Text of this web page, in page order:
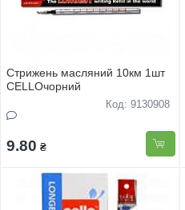
Стрижень масляний 10км 1шт
СELLOчорний
Код: 9130908
9.80 ₴